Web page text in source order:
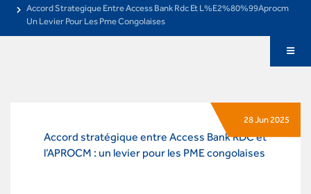
Accord Strategique Entre Access Bank Rdc Et L%E2%80%99Aprocm
Un Levier Pour Les Pme Congolaises
28 Jun 2025
Accord stratégique entre Access Bank RDC et
l’APROCM : un levier pour les PME congolaises